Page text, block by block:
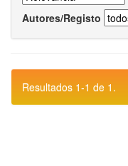
Autores/Registo
Resultados 1-1 de 1.